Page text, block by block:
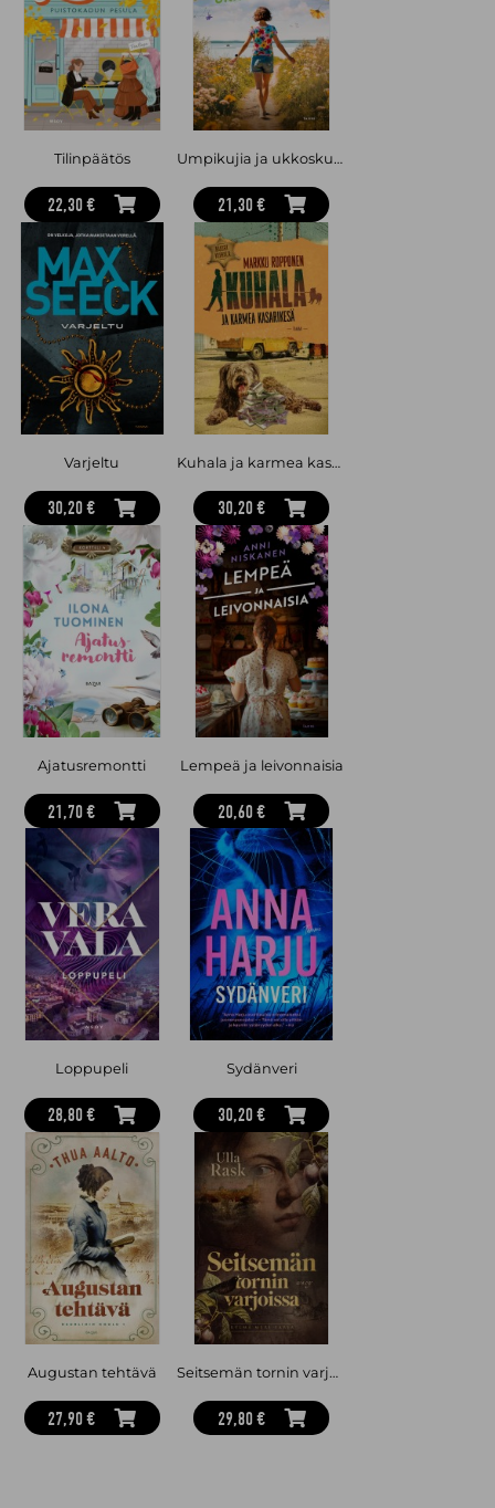
Tilinpäätös
22,30 €
Umpikujia ja ukkoskuuroja
21,30 €
Varjeltu
30,20 €
Kuhala ja karmea kasarikesä
30,20 €
Ajatusremontti
21,70 €
Lempeä ja leivonnaisia
20,60 €
Loppupeli
28,80 €
Sydänveri
30,20 €
Augustan tehtävä
27,90 €
Seitsemän tornin varjoissa
29,80 €